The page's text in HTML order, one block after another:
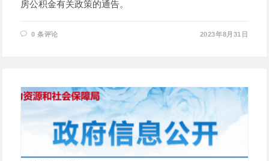
房公积金有关政策的通告。
0 条评论 2023年8月31日